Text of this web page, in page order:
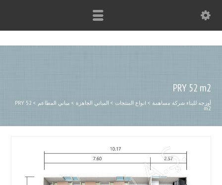
PRY 52 m2
أوزجه للبناء شركة مساهمة > انواع المنتجات > المباني الجاهزة > مباني المطاعم >
PRY 52
m2